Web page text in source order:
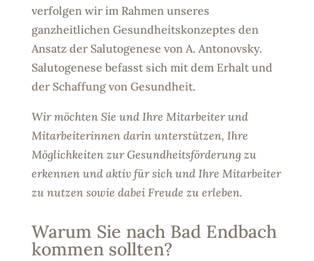
verfolgen wir im Rahmen unseres
ganzheitlichen Gesundheitskonzeptes den
Ansatz der Salutogenese von A. Antonovsky.
Salutogenese befasst sich mit dem Erhalt und
der Schaffung von Gesundheit.
Wir möchten Sie und Ihre Mitarbeiter und
Mitarbeiterinnen darin unterstützen, Ihre
Möglichkeiten zur Gesundheitsförderung zu
erkennen und aktiv für sich und Ihre Mitarbeiter
zu nutzen sowie dabei Freude zu erleben.
Warum Sie nach Bad Endbach
kommen sollten?